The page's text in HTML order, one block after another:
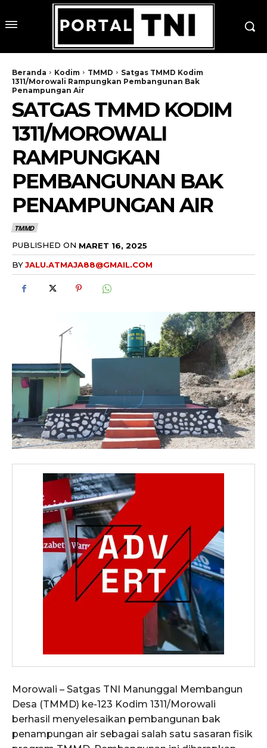
Beranda Kodim TMMD
Satgas TMMD Kodim
1311/Morowali Rampungkan Pembangunan Bak
Penampungan Air
SATGAS TMMD KODIM
1311/MOROWALI
RAMPUNGKAN
PEMBANGUNAN BAK
PENAMPUNGAN AIR
TMMD
PUBLISHED ON MARET 16, 2025
BYJALU.ATMAJA88@GMAIL.COM
Morowali – Satgas TNI Manunggal Membangun
Desa (TMMD) ke-123 Kodim 1311/Morowali
berhasil menyelesaikan pembangunan bak
penampungan air sebagai salah satu sasaran fisik